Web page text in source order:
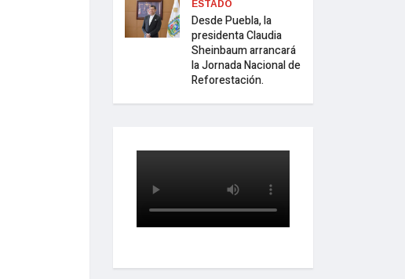
ESTADO
Desde Puebla, la
presidenta Claudia
Sheinbaum arrancará
la Jornada Nacional de
Reforestación.